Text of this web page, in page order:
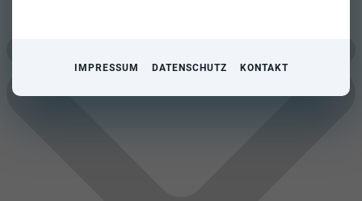
IMPRESSUM DATENSCHUTZ KONTAKT